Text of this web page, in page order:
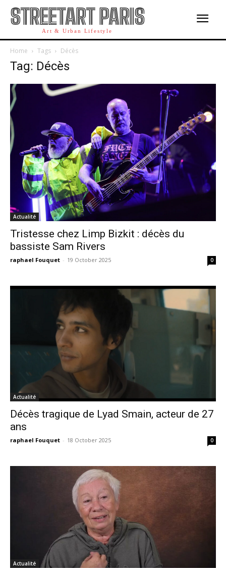
STREETART PARIS
Art & Urban Lifestyle
Home Tags Décès
Tag: Décès
Actualité
Tristesse chez Limp Bizkit : décès du
bassiste Sam Rivers
raphael Fouquet - 19 October 2025 0
Actualité
Décès tragique de Lyad Smain, acteur de 27
ans
raphael Fouquet - 18 October 2025 0
Actualité